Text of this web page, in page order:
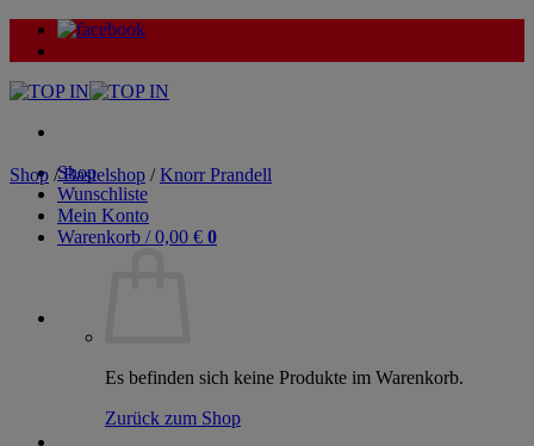
Zum
Inhalt
Shop
Wunschliste
Mein Konto
Warenkorb /0,00 € 0
Es befinden sich keine Produkte im Warenkorb.
Zurück zum Shop
Shop / Bastelshop / Knorr Prandell